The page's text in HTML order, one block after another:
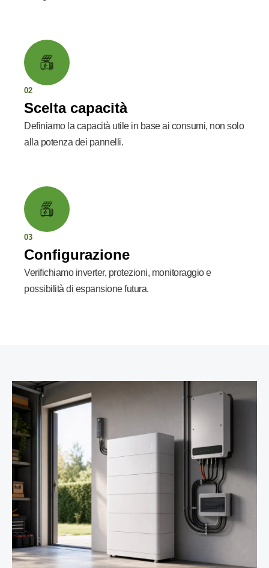
02
Scelta capacità
Definiamo la capacità utile in base ai consumi, non solo
alla potenza dei pannelli.
03
Configurazione
Verifichiamo inverter, protezioni, monitoraggio e
possibilità di espansione futura.